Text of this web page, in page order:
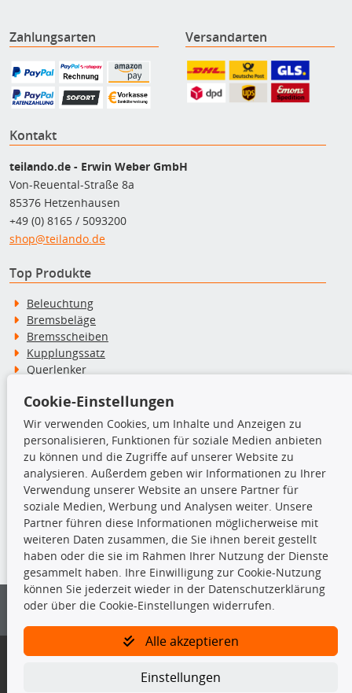
Zahlungsarten Versandarten
Kontakt
teilando.de - Erwin Weber GmbH
Von-Reuental-Straße 8a
85376 Hetzenhausen
+49 (0) 8165 / 5093200
shop@teilando.de
Top Produkte
Beleuchtung
Bremsbeläge
Bremsscheiben
Kupplungssatz
Querlenker
Stoßdämpfer
TecDoc Inside
Die hier angezeigten Daten insbesondere die gesamte Datenbank dürfen
nicht kopiert werden.
Es ist zu unterlassen, die Daten oder die gesamte Datenbank ohne
vorherige Zustimmung von TecDoc zu vervielfältigen, zu verbreiten
und/oder diese Handlungen durch Dritte ausführen zu lassen. Ein
Bitte prüfen Sie, ob das über unseren Onlineshop identifizierte Ersatzteil
Gegebenenfalls sind ergänzende Informationen notwendig, um
Cookie-Einstellungen
Wir verwenden Cookies, um Inhalte und Anzeigen zu
personalisieren, Funktionen für soziale Medien anbieten
zu können und die Zugriffe auf unserer Website zu
analysieren. Außerdem geben wir Informationen zu Ihrer
Verwendung unserer Website an unsere Partner für
soziale Medien, Werbung und Analysen weiter. Unsere
Partner führen diese Informationen möglicherweise mit
weiteren Daten zusammen, die Sie ihnen bereit gestellt
haben oder die sie im Rahmen Ihrer Nutzung der Dienste
gesammelt haben. Ihre Einwilligung zur Cookie-Nutzung
können Sie jederzeit wieder in der Datenschutzerklärung
oder über die Cookie-Einstellungen widerrufen.
Alle akzeptieren
Einstellungen